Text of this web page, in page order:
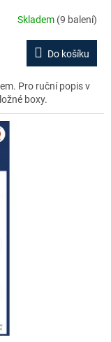
Skladem (9 balení)
Do košíku
Pro ruční popis v
boxy.